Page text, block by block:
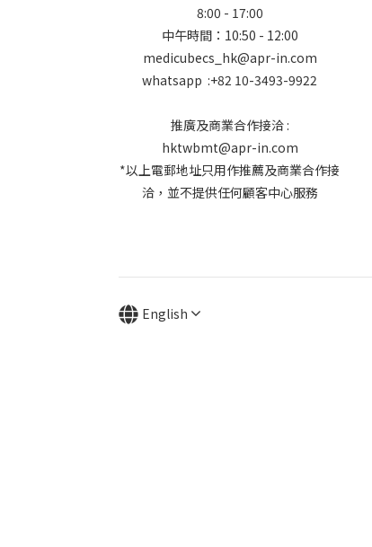
8:00 - 17:00
中午時間：10:50 - 12:00
medicubecs_hk@apr-in.com
whatsapp :+82 10-3493-9922
推廣及商業合作接洽 :
hktwbmt@apr-in.com
*以上電郵地址只用作推薦及商業合作接
洽，並不提供任何顧客中心服務
English